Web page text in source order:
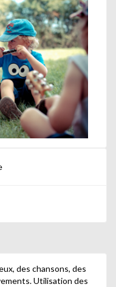
des chansons, des
Utilisation des